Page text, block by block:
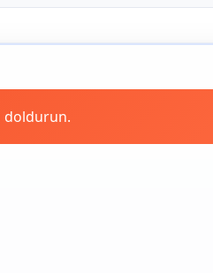
doldurun.